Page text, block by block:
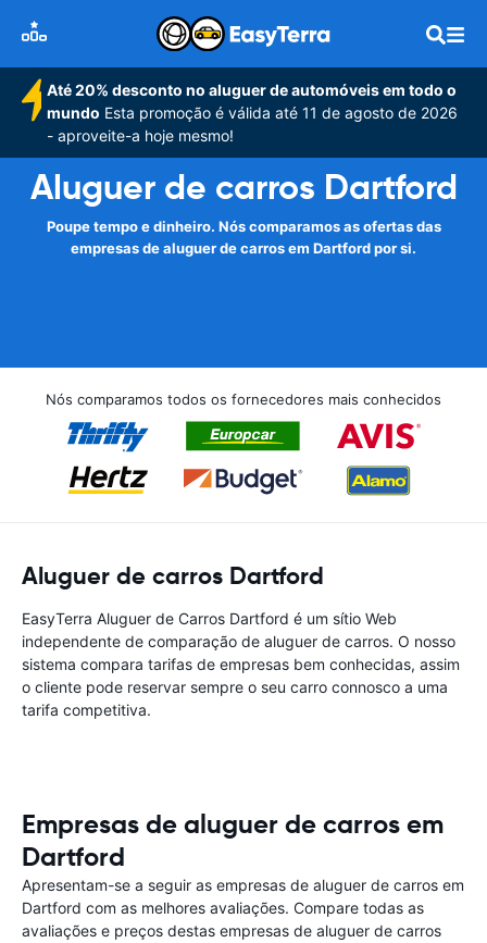
Até 20% desconto no aluguer de automóveis em todo o
mundo Esta promoção é válida até 11 de agosto de 2026
- aproveite-a hoje mesmo!
Aluguer de carros Dartford
Poupe tempo e dinheiro. Nós comparamos as ofertas das
empresas de aluguer de carros em Dartford por si.
Nós comparamos todos os fornecedores mais conhecidos
Aluguer de carros Dartford
EasyTerra Aluguer de Carros Dartford é um sítio Web
independente de comparação de aluguer de carros. O nosso
sistema compara tarifas de empresas bem conhecidas, assim
o cliente pode reservar sempre o seu carro connosco a uma
tarifa competitiva.
Empresas de aluguer de carros em
Dartford
Apresentam-se a seguir as empresas de aluguer de carros em
Dartford com as melhores avaliações. Compare todas as
avaliações e preços destas empresas de aluguer de carros